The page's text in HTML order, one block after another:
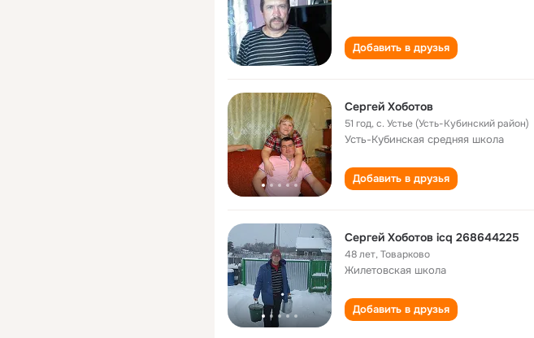
Добавить в друзья
Сергей Хоботов
51 год,с. Устье (Усть-Кубинский район)
Усть-Кубинская cредняя школа
Добавить в друзья
Сергей Хоботов icq 268644225
48 лет,Товарково
Жилетовская школа
Добавить в друзья